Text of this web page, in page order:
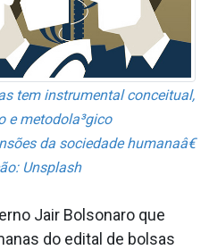
tem instrumental conceitual,
e metodola³gico
da sociedade humanaâ€
Unsplash
Jair Bolsonaro que
do edital de bolsas